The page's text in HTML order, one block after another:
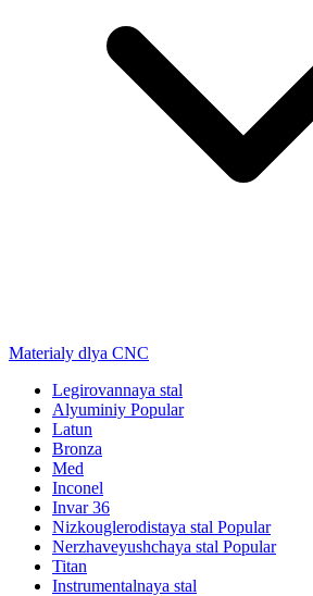
Materialy dlya CNC
Legirovannaya stal
Alyuminiy Popular
Latun
Bronza
Med
Inconel
Invar 36
Nizkouglerodistaya stal Popular
Nerzhaveyushchaya stal Popular
Titan
Instrumentalnaya stal